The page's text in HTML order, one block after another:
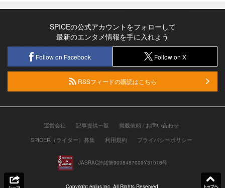
SPICEの公式アカウントをフォローして
最新のエンタメ情報を手に入れよう
Follow on Facebook Follow on X
RSSフィードの購読はこちら
運営会社 記事提供一覧
掲載依頼 / お問い合わせ
SPICER（ライター）募集
利用規約 プライバシーポリシー
JASRAC許諾第9008487009Y31018号
Copyright eplus inc. All Rights Reserved.